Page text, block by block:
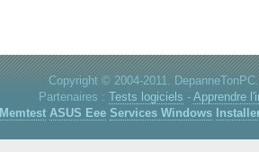
Copyright © 2004-2011.
Partenaires : Tests logiciels - Apprendre
Memtest ASUS Eee Services Windows